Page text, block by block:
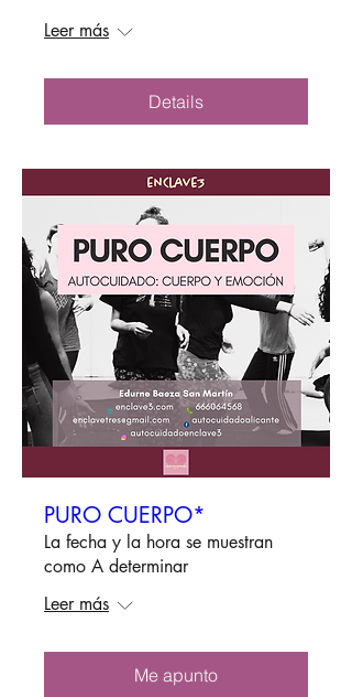
Leer más
Details
PURO CUERPO*
La fecha y la hora se muestran
como A determinar
Leer más
Me apunto